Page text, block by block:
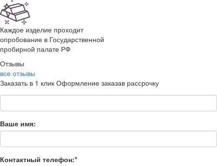
Каждое изделие проходит
опробование в Государственной
пробирной палате РФ
Отзывы
все отзывы
Заказать в 1 клик Оформление заказав рассрочку
Ваше имя:
Контактный телефон:*